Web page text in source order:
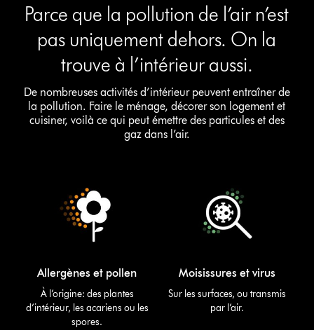
Parce que la pollution de l’air n’est
pas uniquement dehors. On la
trouve à l’intérieur aussi.
De nombreuses activités d’intérieur peuvent entraîner de
la pollution. Faire le ménage, décorer son logement et
cuisiner, voilà ce qui peut émettre des particules et des
gaz dans l’air.
Allergènes et pollen
À l’origine: des plantes
d’intérieur, les acariens ou les
spores.
Moisissures et virus
Sur les surfaces, ou transmis
par l’air.